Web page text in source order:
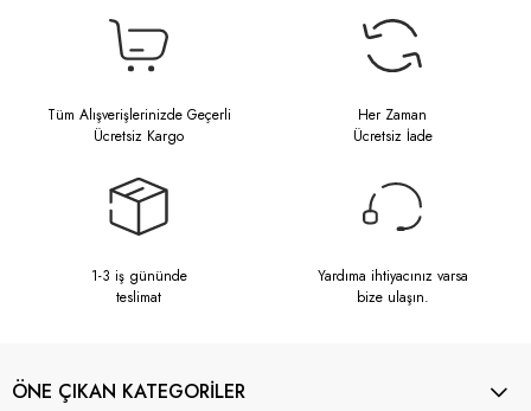
Tüm Alışverişlerinizde Geçerli
Ücretsiz Kargo
Her Zaman
Ücretsiz İade
1-3 iş gününde
teslimat
Yardıma ihtiyacınız varsa
bize ulaşın.
ÖNE ÇIKAN KATEGORİLER